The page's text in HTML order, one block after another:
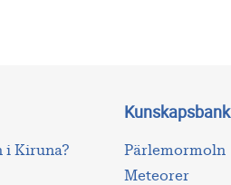
i Kiruna?
Kunskapsbank
Pärlemormoln
Meteorer